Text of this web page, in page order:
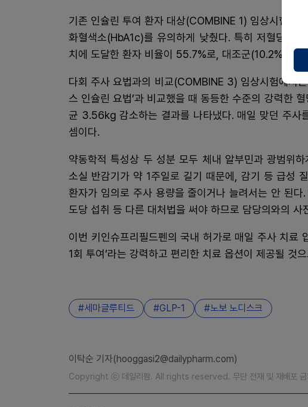
기존 인슐린 투여 환자 대상(COMBINE 1) 임상시험에
화혈색소(HbA1c)를 유의하게 낮췄다. 특히 저혈당증
치에 도달한 환자 비율이 55.7%로, 대조군(10.2%)을 압
다회 주사 요법과의 비교(COMBINE 3) 임상시험에서
스 인슐린 요법’과 비교했을 때 동등한 수준의 강력한
균 3.56kg 감소하는 결과를 나타냈다. 매일 맞던 주사
셈이다.
약동학적 특성상 두 성분 모두 체내 알부민과 광범위
소실 반감기가 약 1주일로 길기 때문에, 감기 등 급성
환자가 임의로 주사 용량을 줄이거나 늘려서는 안 된
도당 섭취 등 다른 대처법을 써야 하므로 담당의와의 사
이번 키인슈프리필드펜의 국내 허가로 매일 주사 치료
1회 투여’라는 강력하고 편리한 치료 옵션이 제공될 것
세마글루티드 GLP-1 노보 노디스크
이탁순 기자(hooggasi2@dailypharm.com)
Copyright ⓒ 데일리팜. All rights reserved. 무단 전재 및 재배포 금